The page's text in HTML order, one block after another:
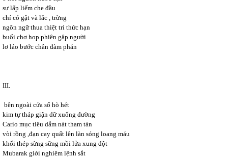
sự lấp liếm che đầu
chỉ có gật và lắc , trừng
ngôn ngữ thua thiệt tri thức hạn
buổi chợ họp phiên gập người
lơ láo bước chân đàm phán
III.
bên ngoài cửa sổ hò hét
kim tự tháp giận dữ xuống đường
Cario mục tiêu dẫm nát tham tàn
vòi rồng ,đạn cay quất lên làn sóng loang máu
khối thép sừng sững mồi lửa xung đột
Mubarak giới nghiêm lệnh sắt